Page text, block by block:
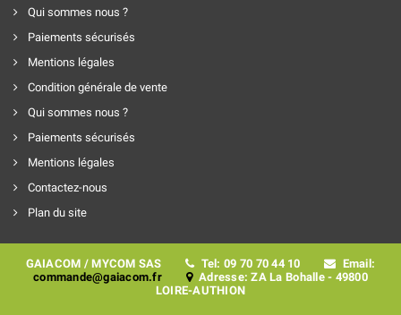
Qui sommes nous ?
Paiements sécurisés
Mentions légales
Condition générale de vente
Qui sommes nous ?
Paiements sécurisés
Mentions légales
Contactez-nous
Plan du site
GAIACOM / MYCOM SAS Tel: 09 70 70 44 10
Email:
commande@gaiacom.fr
Adresse: ZA La Bohalle - 49800
LOIRE-AUTHION